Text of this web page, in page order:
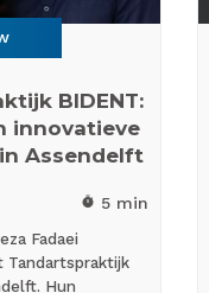
BIDENT:
innovatieve
Assendelft
timer 5 min
Fadaei
Tandartspraktijk
Hun